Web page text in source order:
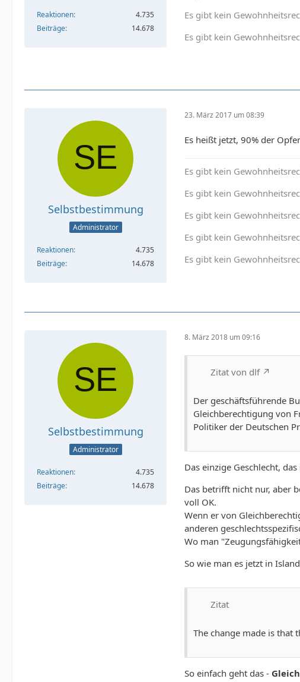
Reaktionen
4.735
Beiträge
14.678
Es gibt kein
Es gibt kein
Selbstbestimmung
Administrator
Reaktionen
4.735
Beiträge
14.678
23. März 2017 um 08:39
Es heißt jetzt, 90% der
Es gibt kein
Es gibt kein
Es gibt kein
Es gibt kein
Es gibt kein
Selbstbestimmung
Administrator
Reaktionen
4.735
Beiträge
14.678
8. März 2018 um 09:16
Zitat von dlf
Der geschäftsführende
Gleichberechtigung von
Politiker der Deutschen
Das einzige Geschlecht,
Das betrifft nicht nur, aber
voll OK.
Wenn er von
anderen
Wo man
So wie man es jetzt in
Zitat
The change made is that
So einfach geht das -